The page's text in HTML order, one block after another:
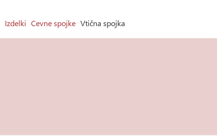
Izdelki Cevne spojke Vtična spojka